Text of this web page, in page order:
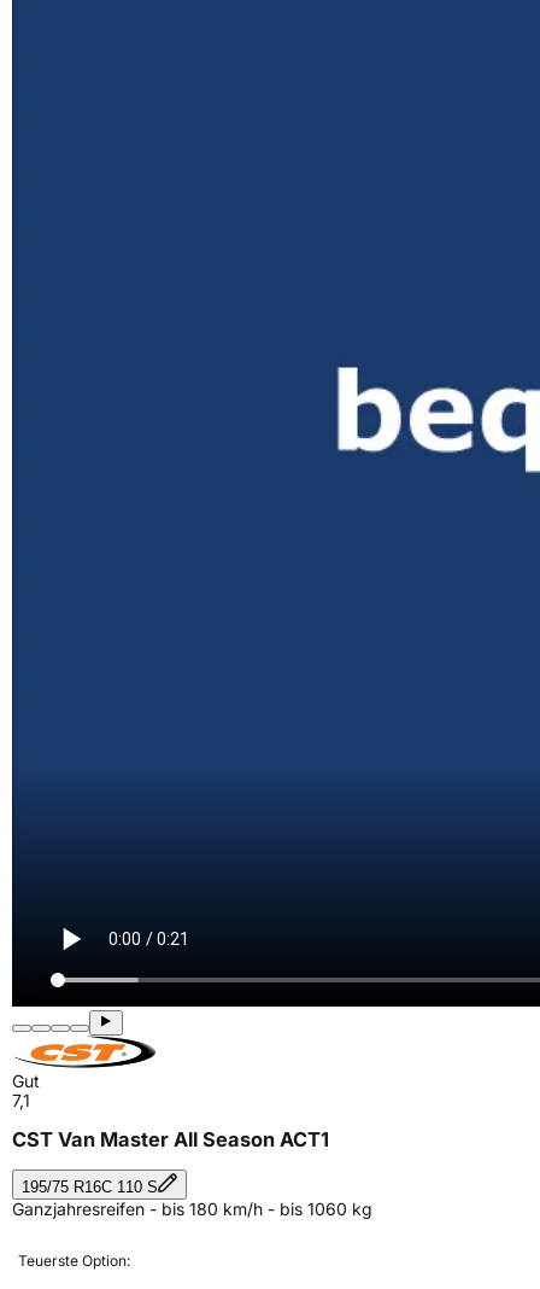
Gut
7,1
CST Van Master All Season ACT1
195/75 R16C 110 S
Ganzjahresreifen - bis 180 km/h - bis 1060 kg
Teuerste Option: